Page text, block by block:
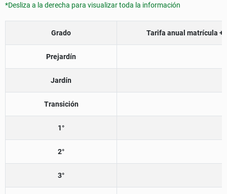
*Desliza a la derecha para visualizar toda la información
Grado Tarifa anual matrícula +
Prejardín
Jardín
Transición
1°
2°
3°